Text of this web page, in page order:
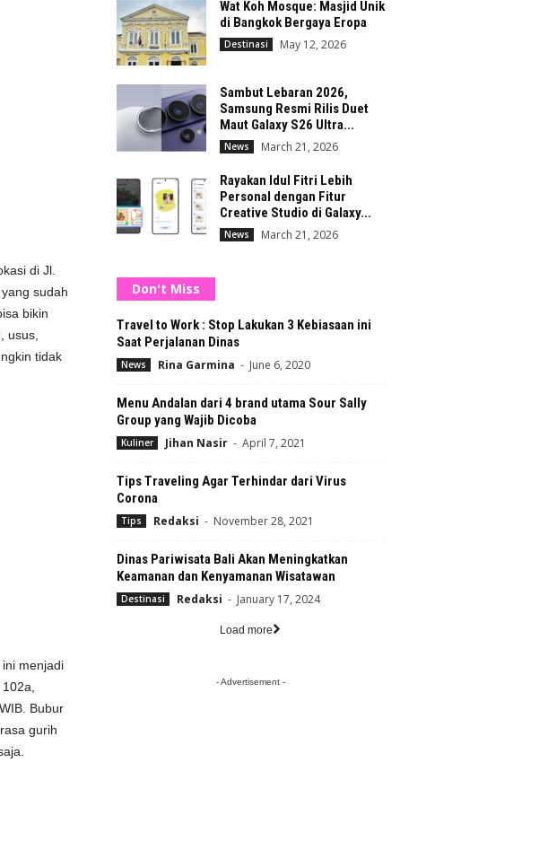
di Jl.
sudah
bikin
usus,
tidak
menjadi
Bubur
gurih
Wat Koh Mosque: Masjid Unik
di Bangkok Bergaya Eropa
Destinasi May 12, 2026
Sambut Lebaran 2026,
Samsung Resmi Rilis Duet
Maut Galaxy S26 Ultra...
News March 21, 2026
Rayakan Idul Fitri Lebih
Personal dengan Fitur
Creative Studio di Galaxy...
News March 21, 2026
Don't Miss
Travel to Work : Stop Lakukan 3 Kebiasaan ini
Saat Perjalanan Dinas
News Rina Garmina - June 6, 2020
Menu Andalan dari 4 brand utama Sour Sally
Group yang Wajib Dicoba
Kuliner Jihan Nasir - April 7, 2021
Tips Traveling Agar Terhindar dari Virus
Corona
Tips Redaksi - November 28, 2021
Dinas Pariwisata Bali Akan Meningkatkan
Keamanan dan Kenyamanan Wisatawan
Destinasi Redaksi - January 17, 2024
Load more
- Advertisement -